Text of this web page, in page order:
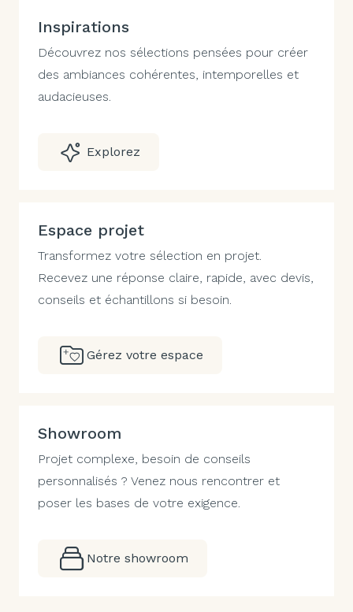
Inspirations
Découvrez nos sélections pensées pour créer
des ambiances cohérentes, intemporelles et
audacieuses.
Explorez
Espace projet
Transformez votre sélection en projet.
Recevez une réponse claire, rapide, avec devis,
conseils et échantillons si besoin.
Gérez votre espace
Showroom
Projet complexe, besoin de conseils
personnalisés ? Venez nous rencontrer et
poser les bases de votre exigence.
Notre showroom